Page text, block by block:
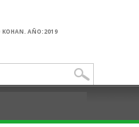
KOHAN. AÑO:2019